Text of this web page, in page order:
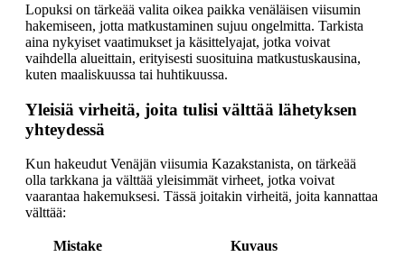
Lopuksi on tärkeää valita oikea paikka venäläisen viisumin
hakemiseen, jotta matkustaminen sujuu ongelmitta. Tarkista
aina nykyiset vaatimukset ja käsittelyajat, jotka voivat
vaihdella alueittain, erityisesti suosituina matkustuskausina,
kuten maaliskuussa tai huhtikuussa.
Yleisiä virheitä, joita tulisi välttää lähetyksen
yhteydessä
Kun hakeudut Venäjän viisumia Kazakstanista, on tärkeää
olla tarkkana ja välttää yleisimmät virheet, jotka voivat
vaarantaa hakemuksesi. Tässä joitakin virheitä, joita kannattaa
välttää:
Mistake
Kuvaus